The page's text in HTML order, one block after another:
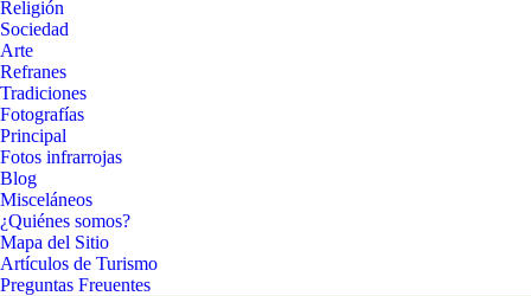
Religión
Sociedad
Arte
Refranes
Tradiciones
Fotografías
Principal
Fotos infrarrojas
Blog
Misceláneos
¿Quiénes somos?
Mapa del Sitio
Artículos de Turismo
Preguntas Freuentes